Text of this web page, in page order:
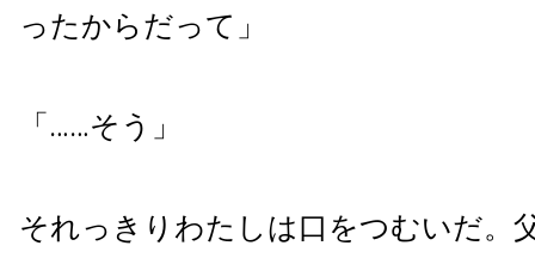
ったからだって」
「……そう」
それっきりわたしは口をつむいだ。